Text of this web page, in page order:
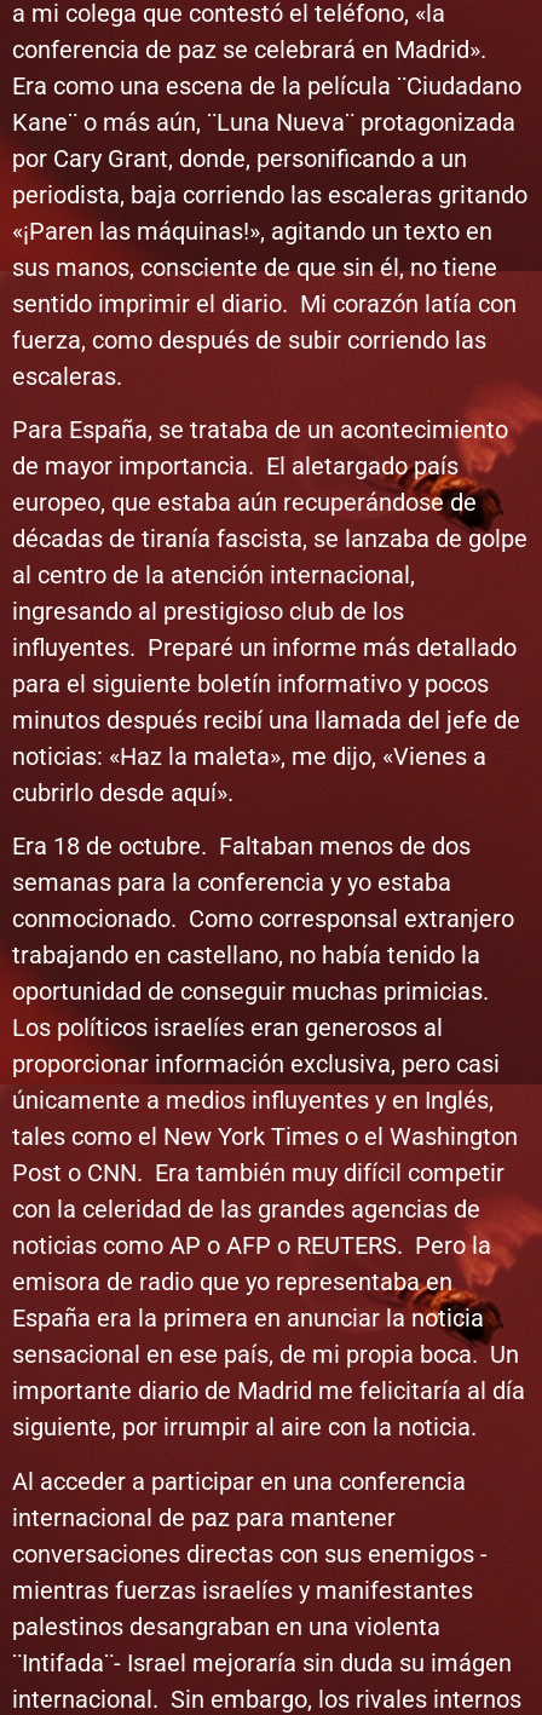
a mi colega que contestó el teléfono, «la
conferencia de paz se celebrará en Madrid».
Era como una escena de la película ¨Ciudadano
Kane¨ o más aún, ¨Luna Nueva¨ protagonizada
por Cary Grant, donde, personificando a un
periodista, baja corriendo las escaleras gritando
«¡Paren las máquinas!», agitando un texto en
sus manos, consciente de que sin él, no tiene
sentido imprimir el diario. Mi corazón latía con
fuerza, como después de subir corriendo las
escaleras.
Para España, se trataba de un acontecimiento
de mayor importancia. El aletargado país
europeo, que estaba aún recuperándose de
décadas de tiranía fascista, se lanzaba de golpe
al centro de la atención internacional,
ingresando al prestigioso club de los
influyentes. Preparé un informe más detallado
para el siguiente boletín informativo y pocos
minutos después recibí una llamada del jefe de
noticias: «Haz la maleta», me dijo, «Vienes a
cubrirlo desde aquí».
Era 18 de octubre. Faltaban menos de dos
semanas para la conferencia y yo estaba
conmocionado. Como corresponsal extranjero
trabajando en castellano, no había tenido la
oportunidad de conseguir muchas primicias.
Los políticos israelíes eran generosos al
proporcionar información exclusiva, pero casi
únicamente a medios influyentes y en Inglés,
tales como el New York Times o el Washington
Post o CNN. Era también muy difícil competir
con la celeridad de las grandes agencias de
noticias como AP o AFP o REUTERS. Pero la
emisora ​​de radio que yo representaba en
España era la primera en anunciar la noticia
sensacional en ese país, de mi propia boca. Un
importante diario de Madrid me felicitaría al día
siguiente, por irrumpir al aire con la noticia.
Al acceder a participar en una conferencia
internacional de paz para mantener
conversaciones directas con sus enemigos -
mientras fuerzas israelíes y manifestantes
palestinos desangraban en una violenta
¨Intifada¨- Israel mejoraría sin duda su imágen
internacional. Sin embargo, los rivales internos